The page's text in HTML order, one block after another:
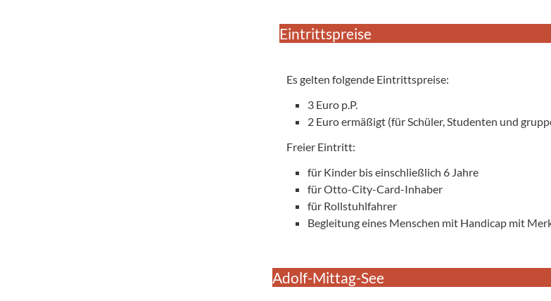
Eintrittspreise
Es gelten folgende Eintrittspreise:
3 Euro p.P.
2 Euro ermäßigt (für Schüler, Studenten und
Freier Eintritt:
für Kinder bis einschließlich 6 Jahre
für Otto-City-Card-Inhaber
für Rollstuhlfahrer
Begleitung eines Menschen mit Handicap mit
Adolf-Mittag-See